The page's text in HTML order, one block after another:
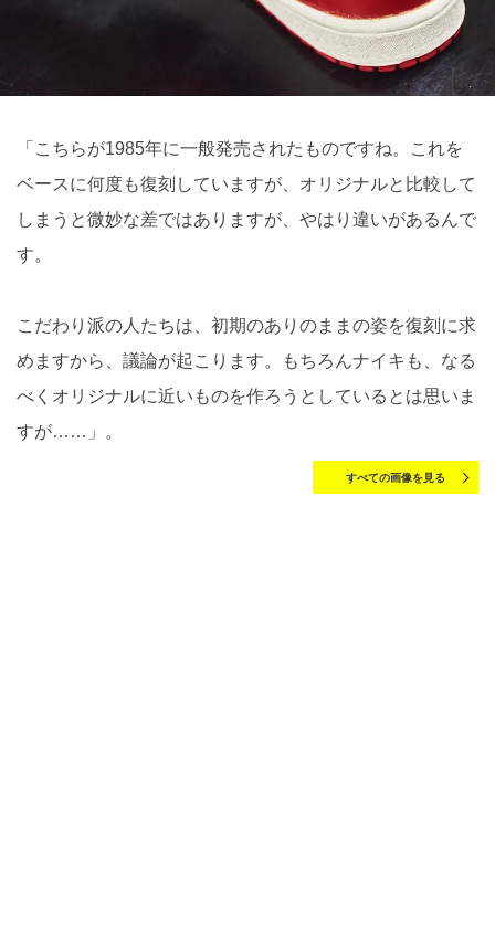
「こちらが1985年に一般発売されたものですね。これを
ベースに何度も復刻していますが、オリジナルと比較して
しまうと微妙な差ではありますが、やはり違いがあるんで
す。
こだわり派の人たちは、初期のありのままの姿を復刻に求
めますから、議論が起こります。もちろんナイキも、なる
べくオリジナルに近いものを作ろうとしているとは思いま
すが……」。
すべての画像を見る